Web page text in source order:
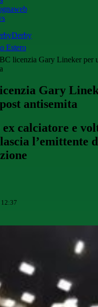
Estero
licenzia Gary Lineker per
Gary
antisemita
calciatore e
l’emittente